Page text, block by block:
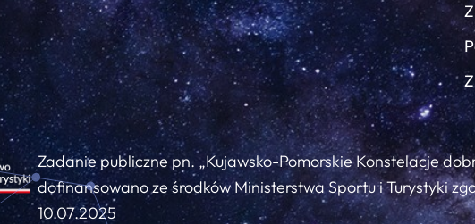
Zadanie publiczne pn. „Kujawsko-Pomorskie Konstelacje
dofinansowano ze środków Ministerstwa Sportu i Turystyki
10.07.2025